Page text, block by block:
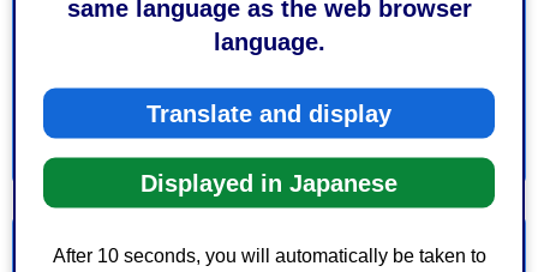
same language as the web browser
language.
Translate and display
Displayed in Japanese
After 10 seconds, you will automatically be taken to
より良いウェブサイトにするためにみなさまのご意